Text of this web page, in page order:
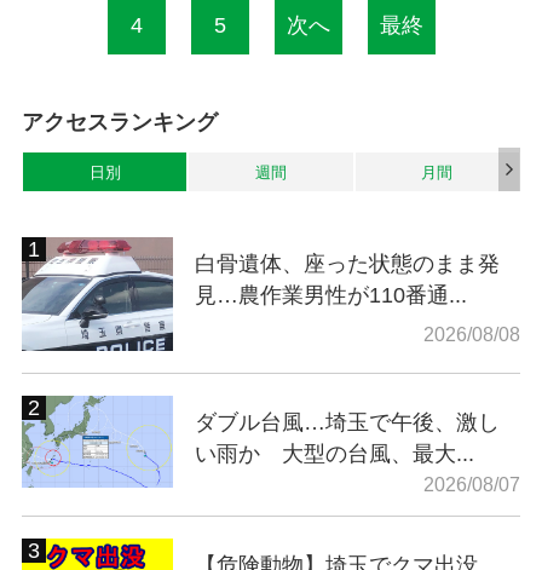
4 5 次へ 最終
アクセスランキング
日別 週間 月間
白骨遺体、座った状態のまま発
見…農作業男性が110番通...
2026/08/08
ダブル台風…埼玉で午後、激し
い雨か 大型の台風、最大...
2026/08/07
【危険動物】埼玉でクマ出没